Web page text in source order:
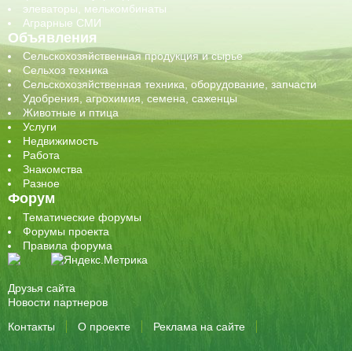
элеваторы, мелькомбинаты
Аграрные СМИ
Объявления
Сельскохозяйственная продукция и сырье
Сельхоз техника
Сельскохозяйственная техника, оборудование, запчасти
Удобрения, агрохимия, семена, саженцы
Животные и птица
Услуги
Недвижимость
Работа
Знакомства
Разное
Форум
Тематические форумы
Форумы проекта
Правила форума
Друзья сайта
Новости партнеров
Контакты
О проекте Реклама на сайте